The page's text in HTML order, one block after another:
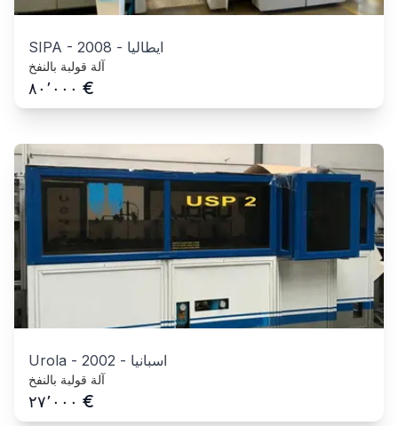
SIPA - 2008 - ايطاليا
آلة قولبة بالنفخ
٨٠٬٠٠٠ €
Urola - 2002 - اسبانيا
آلة قولبة بالنفخ
٢٧٬٠٠٠ €